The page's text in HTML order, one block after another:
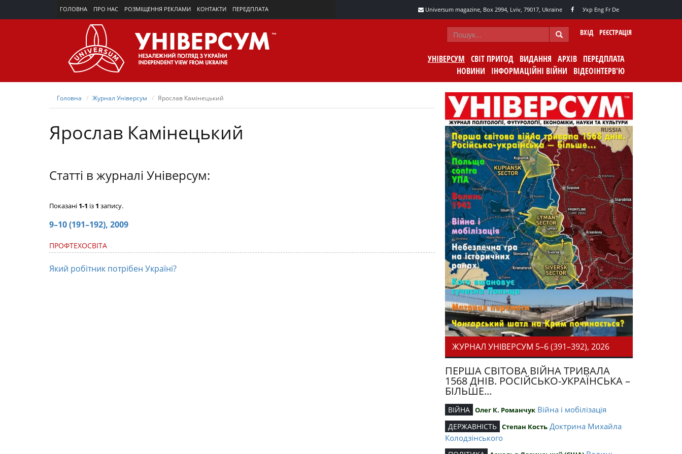
ГОЛОВНА ПРО НАС РОЗМІЩЕННЯ РЕКЛАМИ КОНТАКТИ ПЕРЕДПЛАТА Universum magazine, Box 2994, Lviv, 79017, Ukraine Укр Eng Fr De
ВХІД РЕЄСТРАЦІЯ
УНІВЕРСУМ СВІТ ПРИГОД ВИДАННЯ АРХІВ ПЕРЕДПЛАТА
НОВИНИ
ІНФОРМАЦІЙНІ ВІЙНИ ВІДЕОІНТЕРВ'Ю
Головна Журнал Універсум Ярослав Камінецький
Ярослав Камінецький
Статті в журналі Універсум:
Показані 1-1 із 1 запису.
9–10 (191–192), 2009
ПРОФТЕХОСВІТА
Який робітник потрібен Україні?
ЖУРНАЛ УНІВЕРСУМ 5–6 (391–392), 2026
ПЕРША СВІТОВА ВІЙНА ТРИВАЛА
1568 ДНІВ. РОСІЙСЬКО-УКРАЇНСЬКА –
БІЛЬШЕ...
ВІЙНА Олег К. Романчук Війна і мобілізація
ДЕРЖАВНІСТЬ Степан Кость Доктрина Михайла
Колодзінського